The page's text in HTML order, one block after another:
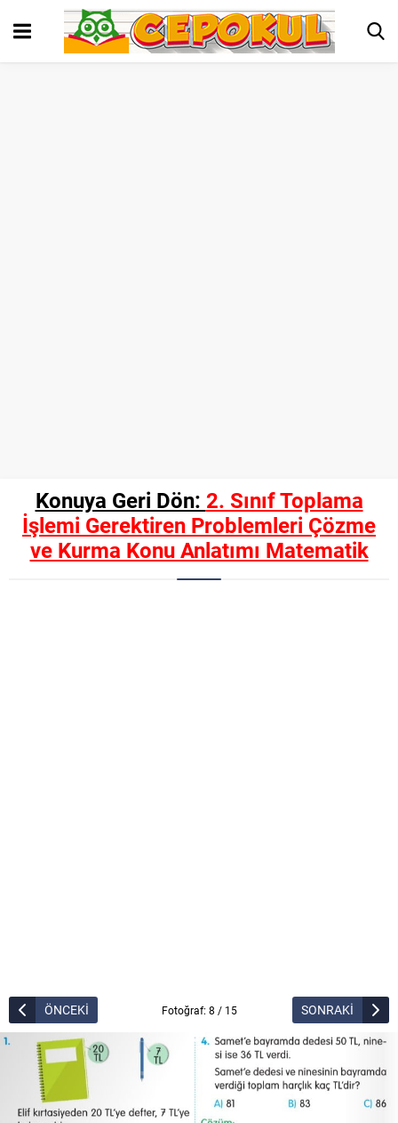
Konuya Geri Dön: 2. Sınıf Toplama
İşlemi Gerektiren Problemleri Çözme
ve Kurma Konu Anlatımı Matematik
ÖNCEKİ Fotoğraf: 8 / 15 SONRAKİ